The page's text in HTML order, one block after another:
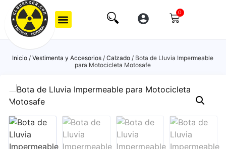
0
Inicio / Vestimenta y Accesorios / Calzado / Bota de Lluvia Impermeable
para Motocicleta Motosafe